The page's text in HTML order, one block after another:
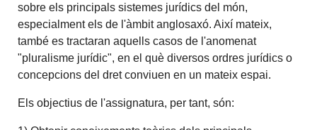
sobre els principals sistemes jurídics del món,
especialment els de l'àmbit anglosaxó. Així mateix,
també es tractaran aquells casos de l'anomenat
"pluralisme jurídic", en el què diversos ordres jurídics o
concepcions del dret conviuen en un mateix espai.
Els objectius de l'assignatura, per tant, són: